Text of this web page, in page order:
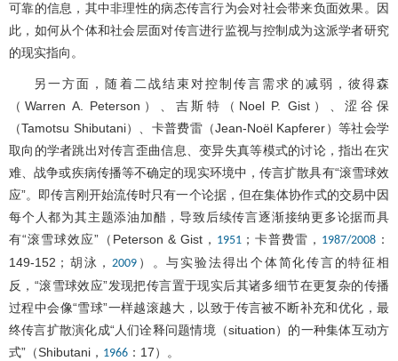
可靠的信息，其中非理性的病态传言行为会对社会带来负面效果。因
此，如何从个体和社会层面对传言进行监视与控制成为这派学者研究
的现实指向。
另一方面，随着二战结束对控制传言需求的减弱，彼得森
（Warren A. Peterson）、吉斯特（Noel P. Gist）、涩谷保
（Tamotsu Shibutani）、卡普费雷（Jean-Noël Kapferer）等社会学
取向的学者跳出对传言歪曲信息、变异失真等模式的讨论，指出在灾
难、战争或疾病传播等不确定的现实环境中，传言扩散具有“滚雪球效
应”。即传言刚开始流传时只有一个论据，但在集体协作式的交易中因
每个人都为其主题添油加醋，导致后续传言逐渐接纳更多论据而具
有“滚雪球效应”（Peterson & Gist， 1951 ；卡普费雷， 1987/2008 ：
149-152；胡泳， 2009 ）。与实验法得出个体简化传言的特征相
反，“滚雪球效应”发现把传言置于现实后其诸多细节在更复杂的传播
过程中会像“雪球”一样越滚越大，以致于传言被不断补充和优化，最
终传言扩散演化成“人们诠释问题情境（situation）的一种集体互动方
式”（Shibutani， 1966 ：17）。